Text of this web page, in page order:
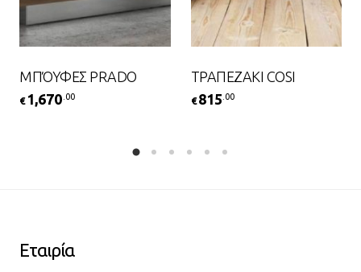
ΜΠΌΥΦΕΣ PRADO
€ 1,670 .00
ΤΡΑΠΕΖΑΚΙ COSI
€ 815 .00
Εταιρία